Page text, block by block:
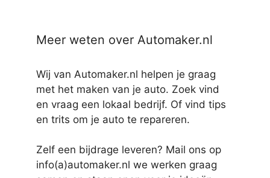
Meer weten over Automaker.nl
Wij van Automaker.nl helpen je graag
met het maken van je auto. Zoek vind
en vraag een lokaal bedrijf. Of vind tips
en trits om je auto te repareren.
Zelf een bijdrage leveren? Mail ons op
info(a)automaker.nl we werken graag